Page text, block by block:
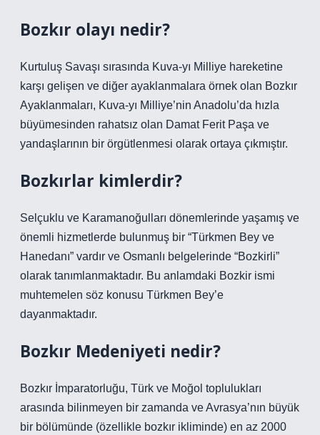
Bozkır olayı nedir?
Kurtuluş Savaşı sırasında Kuva-yı Milliye hareketine
karşı gelişen ve diğer ayaklanmalara örnek olan Bozkır
Ayaklanmaları, Kuva-yı Milliye’nin Anadolu’da hızla
büyümesinden rahatsız olan Damat Ferit Paşa ve
yandaşlarının bir örgütlenmesi olarak ortaya çıkmıştır.
Bozkırlar kimlerdir?
Selçuklu ve Karamanoğulları dönemlerinde yaşamış ve
önemli hizmetlerde bulunmuş bir “Türkmen Bey ve
Hanedanı” vardır ve Osmanlı belgelerinde “Bozkirli”
olarak tanımlanmaktadır. Bu anlamdaki Bozkir ismi
muhtemelen söz konusu Türkmen Bey’e
dayanmaktadır.
Bozkır Medeniyeti nedir?
Bozkır İmparatorluğu, Türk ve Moğol toplulukları
arasında bilinmeyen bir zamanda ve Avrasya’nın büyük
bir bölümünde (özellikle bozkır ikliminde) en az 2000